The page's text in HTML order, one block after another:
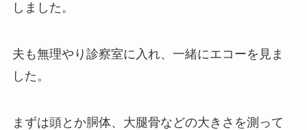
しました。
夫も無理やり診察室に入れ、一緒にエコーを見ま
した。
まずは頭とか胴体、大腿骨などの大きさを測って